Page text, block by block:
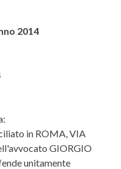
2014
in ROMA, VIA
GIORGIO
unitamente